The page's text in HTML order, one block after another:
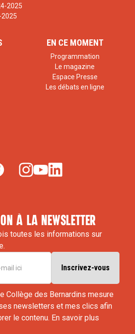
2025
EN CE MOMENT
Programmation
Le magazine
Espace Presse
Les débats en ligne
à la newsletter
toutes les informations sur
Collège des Bernardins mesure
newsletters et mes clics afin
le contenu. En savoir plus